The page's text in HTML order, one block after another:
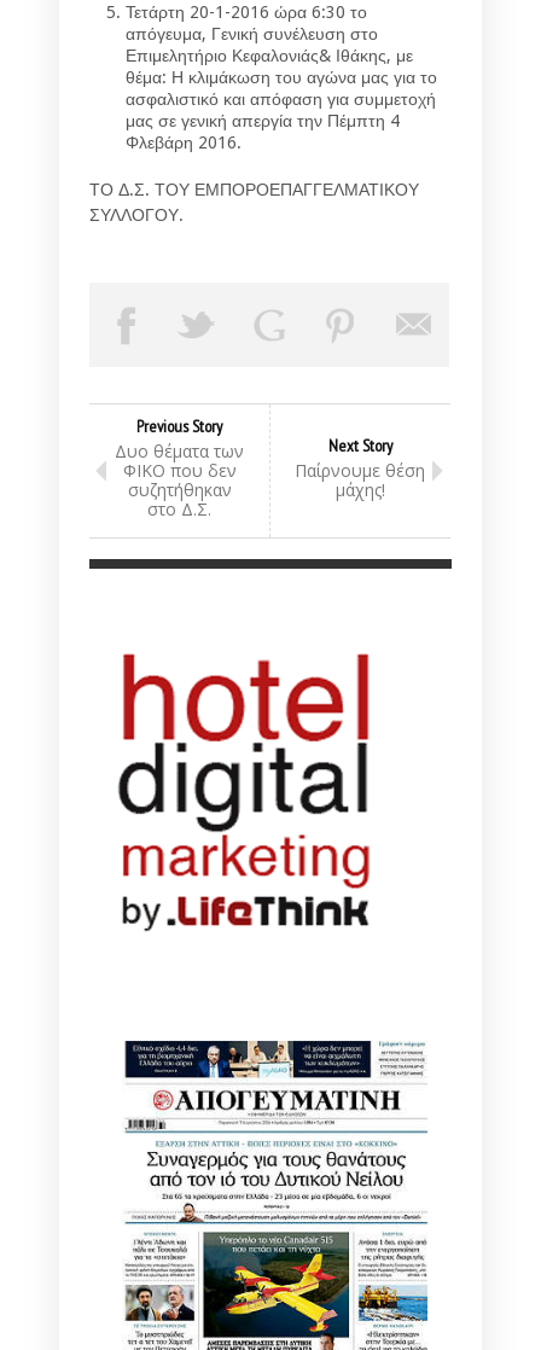
Τετάρτη 20-1-2016 ώρα 6:30 το
απόγευμα, Γενική συνέλευση στο
Επιμελητήριο Κεφαλονιάς& Ιθάκης, με
θέμα: Η κλιμάκωση του αγώνα μας για το
ασφαλιστικό και απόφαση για συμμετοχή
μας σε γενική απεργία την Πέμπτη 4
Φλεβάρη 2016.
ΤΟ Δ.Σ. ΤΟΥ ΕΜΠΟΡΟΕΠΑΓΓΕΛΜΑΤΙΚΟΥ
ΣΥΛΛΟΓΟΥ.
Previous Story
Δυο θέματα των
ΦΙΚΟ που δεν
συζητήθηκαν
στο Δ.Σ.
Next Story
Παίρνουμε θέση
μάχης!